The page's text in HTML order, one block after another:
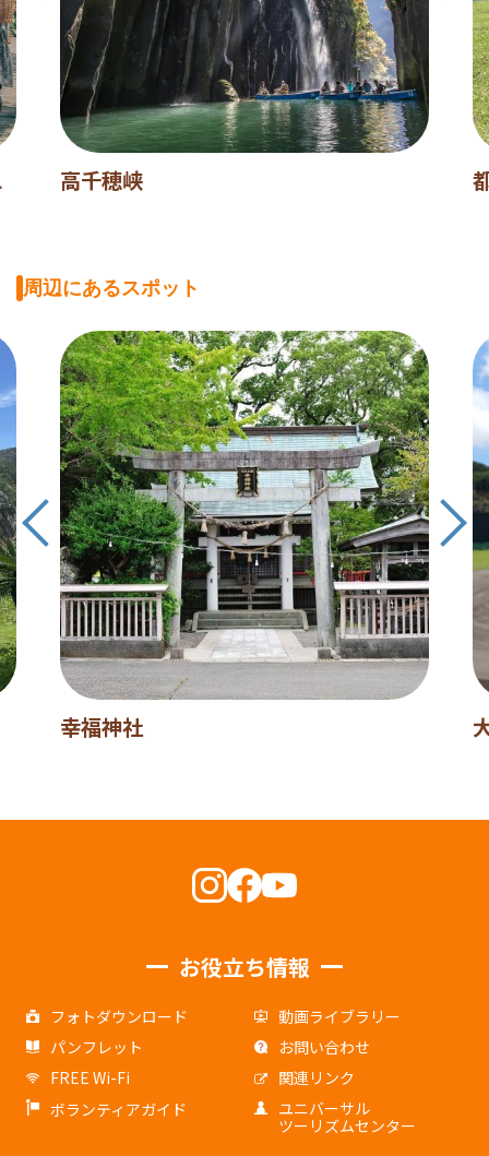
高千穂峡
周辺にあるスポット
幸福神社
お役立ち情報
フォトダウンロード
動画ライブラリー
パンフレット
お問い合わせ
FREE Wi-Fi
関連リンク
ボランティアガイド
ユニバーサル
ツーリズムセンター